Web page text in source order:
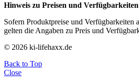
Hinweis zu Preisen und Verfügbarkeiten
Sofern Produktpreise und Verfügbarkeiten
gelten die Angaben zu Preis und
© 2026 ki-lifehaxx.de
Back to Top
Close